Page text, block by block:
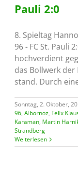
Pauli 2:0
8. Spieltag
96 - FC St. Pauli
hochverdient
das Bollwerk
stand. Durch
Sonntag, 2. Oktober,
96, Albornoz, Felix
Karaman, Martin
Strandberg
Weiterlesen